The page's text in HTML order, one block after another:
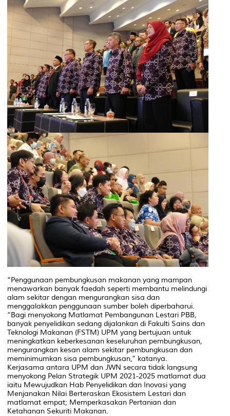
“Penggunaan pembungkusan makanan yang mampan
menawarkan banyak faedah seperti membantu melindungi
alam sekitar dengan mengurangkan sisa dan
menggalakkan penggunaan sumber boleh diperbaharui.
“Bagi menyokong Matlamat Pembangunan Lestari PBB,
banyak penyelidikan sedang dijalankan di Fakulti Sains dan
Teknologi Makanan (FSTM) UPM yang bertujuan untuk
meningkatkan keberkesanan keseluruhan pembungkusan,
mengurangkan kesan alam sekitar pembungkusan dan
meminimumkan sisa pembungkusan,” katanya.
Kerjasama antara UPM dan JWN secara tidak langsung
menyokong Pelan Strategik UPM 2021-2025 matlamat dua
iaitu Mewujudkan Hab Penyelidikan dan Inovasi yang
Menjanakan Nilai Berteraskan Ekosistem Lestari dan
matlamat empat; Memperkasakan Pertanian dan
Ketahanan Sekuriti Makanan.